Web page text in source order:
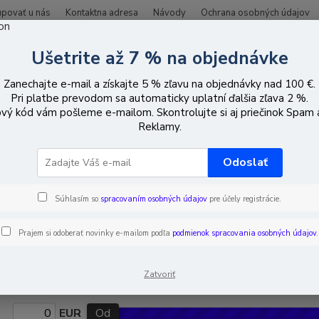
u nás Kontaktna adresa Návody Ochrana osobných údajov
Hľadať
Záhrada/Motorizmus
Záhrada/Motorizmus
domácnosť
Automobilové
príslušenstvo
príslušenstvo
Mobilné reproduktory /
Hands-free súpravy do
EUR Od
Ušetrite až 7 % na objednávke
Zanechajte e-mail a získajte 5 % zľavu na objednávky nad 100 €.
Pri platbe prevodom sa automaticky uplatní ďalšia zľava 2 %.
kód vám pošleme e-mailom. Skontrolujte si aj priečinok Spam
Reklamy.
Odoslať
Súhlasím so spracovaním osobných údajov pre účely registrácie.
Prajem si odoberať novinky e-mailom podľa podmienok spracovania osobných údajov.
Zatvoriť